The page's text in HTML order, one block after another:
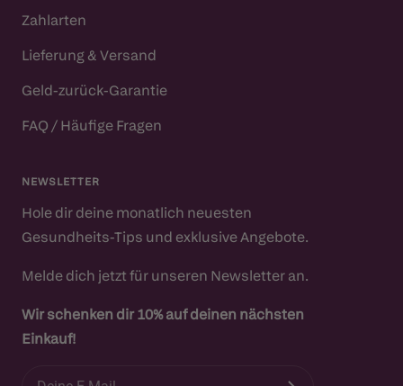
Zahlarten
Lieferung & Versand
Geld-zurück-Garantie
FAQ / Häufige Fragen
NEWSLETTER
Hole dir deine monatlich neuesten
Gesundheits-Tips und exklusive Angebote.
Melde dich jetzt für unseren Newsletter an.
Wir schenken dir 10% auf deinen nächsten
Einkauf!